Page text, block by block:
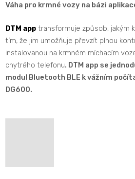
Váha pro krmné vozy na bázi
DTM app transformuje způsob, jakým
tím, že jim umožňuje převzít plnou
instalovanou na krmném míchacím
chytrého telefonu. DTM app se
modul Bluetooth BLE k vážním
DG600.